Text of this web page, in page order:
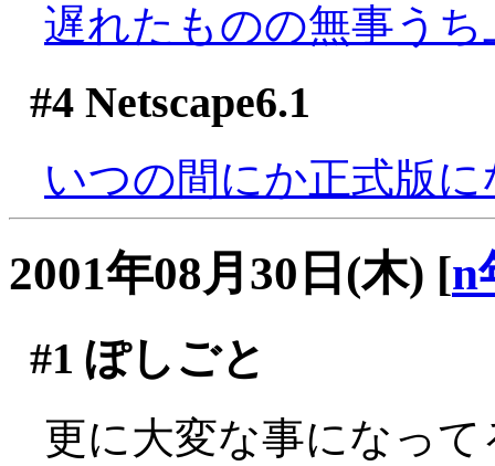
遅れたものの無事う
#4Netscape6.1
いつの間にか正式版
2001年08月30日(木) [n
#1 ぽしごと
更に大変な事になっ